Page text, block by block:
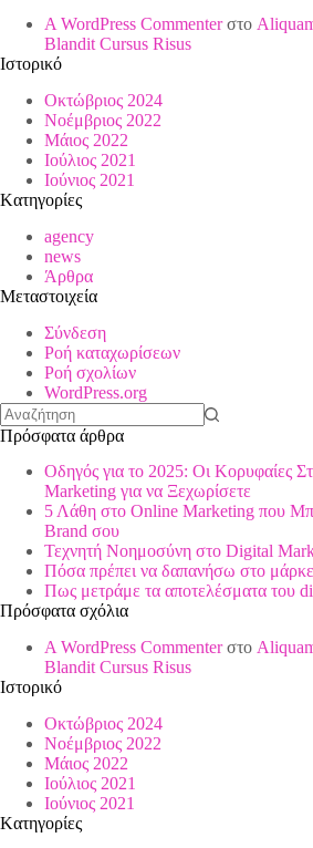
A WordPress Commenterστο
Blandit Cursus Risus
Ιστορικό
Οκτώβριος 2024
Νοέμβριος 2022
Μάιος 2022
Ιούλιος 2021
Ιούνιος 2021
Kατηγορίες
agency
news
Άρθρα
Μεταστοιχεία
Σύνδεση
Ροή καταχωρίσεων
Ροή σχολίων
WordPress.org
No
Πρόσφατα άρθρα
Οδηγός για το 2025: Οι Κορυφαίες
Marketing για να Ξεχωρίσετε
5 Λάθη στο Online Marketing που
Brand σου
Τεχνητή Νοημοσύνη στο Digital
Πόσα πρέπει να δαπανήσω στο
Πως μετράμε τα αποτελέσματα του
Πρόσφατα σχόλια
A WordPress Commenterστο
Blandit Cursus Risus
Ιστορικό
Οκτώβριος 2024
Νοέμβριος 2022
Μάιος 2022
Ιούλιος 2021
Ιούνιος 2021
Kατηγορίες